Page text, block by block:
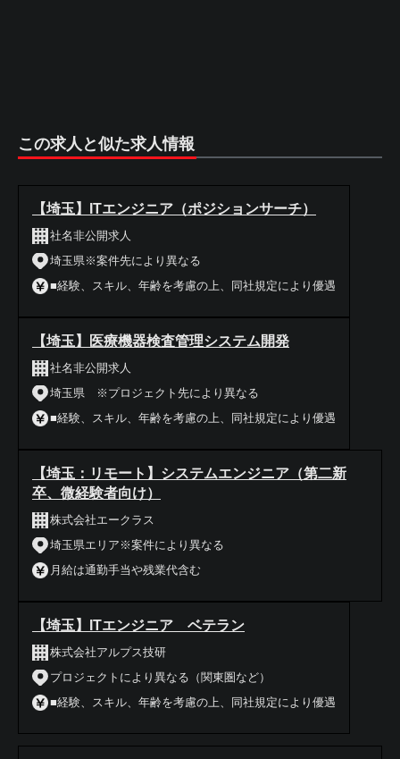
この求人と似た求人情報
【埼玉】ITエンジニア（ポジションサーチ）
社名非公開求人
埼玉県※案件先により異なる
■経験、スキル、年齢を考慮の上、同社規定により優遇
【埼玉】医療機器検査管理システム開発
社名非公開求人
埼玉県 ※プロジェクト先により異なる
■経験、スキル、年齢を考慮の上、同社規定により優遇
【埼玉：リモート】システムエンジニア（第二新
卒、微経験者向け）
株式会社エークラス
埼玉県エリア※案件により異なる
月給は通勤手当や残業代含む
【埼玉】ITエンジニア ベテラン
株式会社アルプス技研
プロジェクトにより異なる（関東圏など）
■経験、スキル、年齢を考慮の上、同社規定により優遇